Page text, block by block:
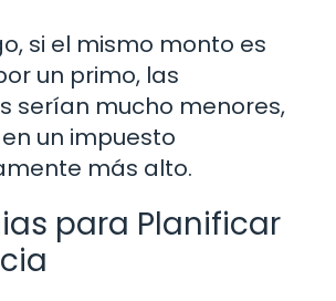
si el mismo monto es
un primo, las
serían mucho menores,
un impuesto
más alto.
para Planificar